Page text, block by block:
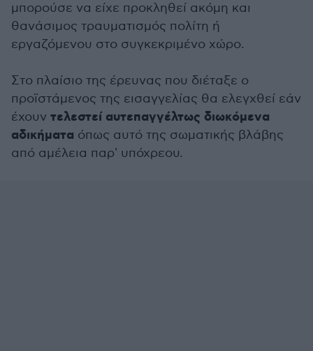
μπορούσε να είχε προκληθεί ακόμη και
θανάσιμος τραυματισμός πολίτη ή
εργαζόμενου στο συγκεκριμένο χώρο.
Στο πλαίσιο της έρευνας που διέταξε ο
προϊστάμενος της εισαγγελίας θα ελεγχθεί εάν
έχουν τελεστεί αυτεπαγγέλτως διωκόμενα
αδικήματα όπως αυτό της σωματικής βλάβης
από αμέλεια παρ' υπόχρεου.